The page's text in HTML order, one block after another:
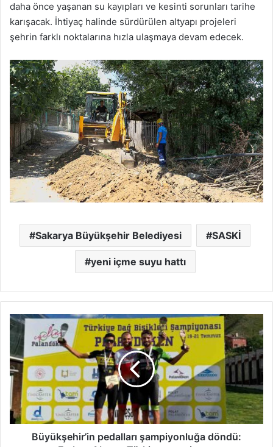
daha önce yaşanan su kayıpları ve kesinti sorunları tarihe
karışacak. İhtiyaç halinde sürdürülen altyapı projeleri
şehrin farklı noktalarına hızla ulaşmaya devam edecek.
Sakarya Büyükşehir Belediyesi SASKİ
yeni içme suyu hattı
Büyükşehir’in
pedalları
şampiyonluğa
döndü:
Furkan
Akçam
Türkiye
şampiyonu
Büyükşehir’in pedalları şampiyonluğa döndü: